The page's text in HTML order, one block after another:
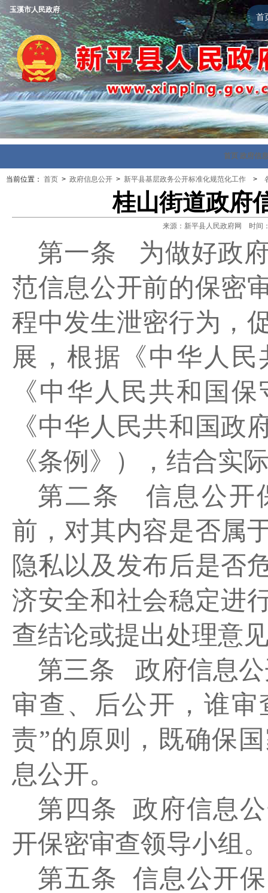
首
玉溪市人民政府
首页 政府信
当前位置： 首页 > 政府信息公开 > 新平县基层政务公开标准化规范化工作 >
桂山街道政府
来源：新平县人民政府网 时间
第一条
为做好政
范信息公开前的保密
程中发生泄密行为，
展，根据《中华人
《中华人民共和国
《中华人民共和国政
《条例》），结合实
第二条
信息公开
前，对其内容是否属
隐私以及发布后是否
济安全和社会稳定进
查结论或提出处理意
第三条
政府信息
审查、后公开，谁
责”的原则，既确保
息公开。
第四条
政府信息
开保密审查领导小组
第五条
信息公开